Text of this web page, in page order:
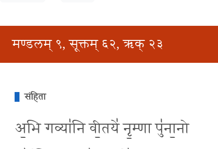
मण्डलम् ९, सूक्तम् ६२, ऋक् २३
संहिता
अ॒भि गव्या॑नि वी॒तये॑ नृ॒म्णा पु॑ना॒नो